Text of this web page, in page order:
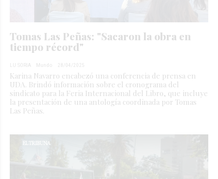
Tomas Las Peñas: "Sacaron la obra en
tiempo récord"
LU SORIA Mundo 28/04/2025
Karina Navarro encabezó una conferencia de prensa en
UDA. Brindó información sobre el cronograma del
sindicato para la Feria Internacional del Libro, que incluye
la presentación de una antología coordinada por Tomas
Las Peñas.